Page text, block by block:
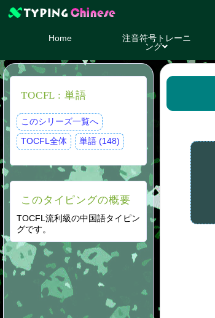
Home
注音符号トレーニ
ング
TOCFL : 単語
このシリーズ一覧へ
TOCFL全体
単語 (148)
このタイピングの概要
TOCFL流利級の中国語タイピン
グです。